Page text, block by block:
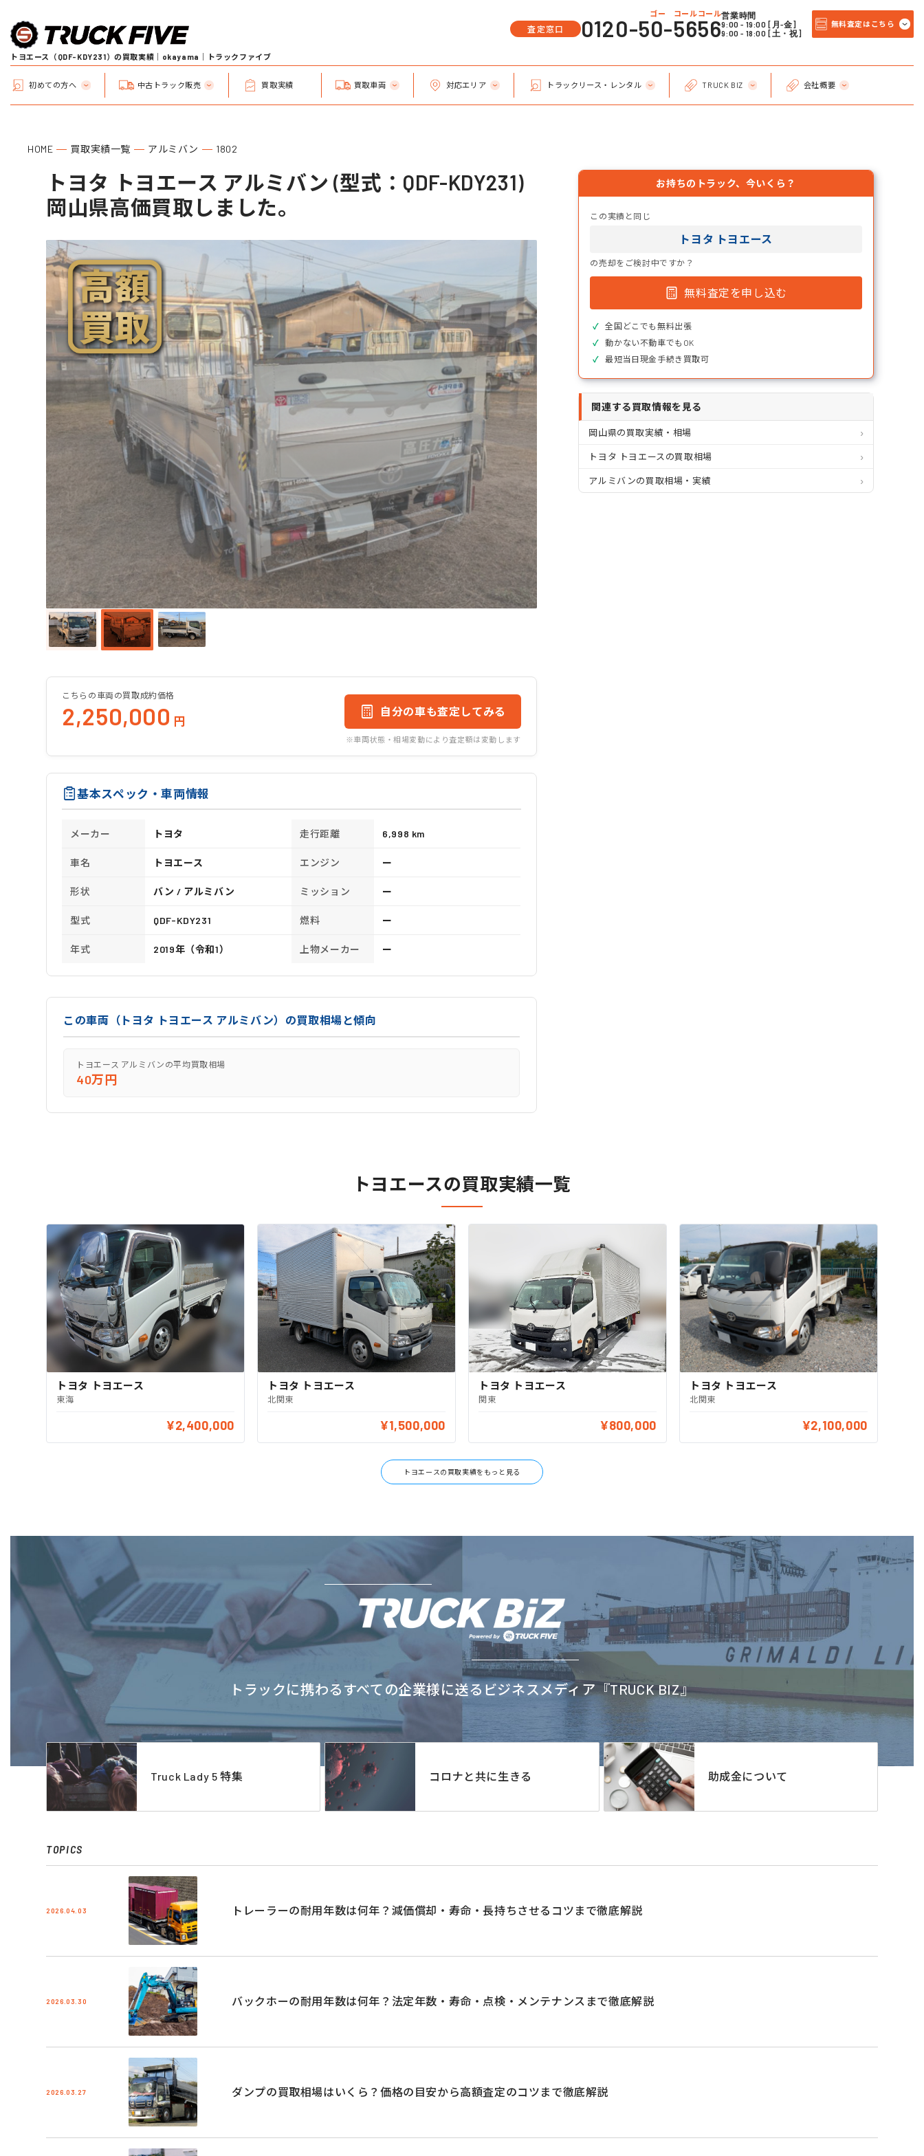
トヨエース（QDF-KDY231）の買取実績｜okayama｜トラックファイブ
査定窓口
ゴー コールコール
0120-50-5656営業時間
9:00 - 19:00 [月-金]
9:00 - 18:00 [土・祝]
無料査定はこちら
初めての方へ 中古トラック販売 買取実績 買取車両 対応エリア トラックリース・レンタル TRUCK BIZ 会社概要
HOME 買取実績一覧 アルミバン 1802
トヨタ トヨエース アルミバン (型式：QDF-KDY231)
岡山県高価買取しました。
こちらの車両の買取成約価格
2,250,000 円
自分の車も査定してみる
※車両状態・相場変動により査定額は変動します
基本スペック・車両情報
メーカー トヨタ 走行距離 6,998 km
車名 トヨエース エンジン ー
形状 バン / アルミバン ミッション ー
型式 QDF-KDY231 燃料 ー
年式 2019年（令和1） 上物メーカー ー
この車両（トヨタ トヨエース アルミバン）の買取相場と傾向
トヨエース アルミバンの平均買取相場
40万円
お持ちのトラック、今いくら？
この実績と同じ
トヨタ トヨエース
の売却をご検討中ですか？
無料査定を申し込む
全国どこでも無料出張
動かない不動車でもOK
最短当日現金手続き買取可
関連する買取情報を見る
岡山県の買取実績・相場
トヨタ トヨエースの買取相場
アルミバンの買取相場・実績
トヨエースの買取実績一覧
トヨタ トヨエース
東海
¥2,400,000
トヨタ トヨエース
北関東
¥1,500,000
トヨタ トヨエース
関東
¥800,000
トヨタ トヨエース
北関東
¥2,100,000
トヨエースの買取実績をもっと見る
トラックに携わるすべての企業様に送るビジネスメディア『TRUCK BIZ』
Truck Lady 5 特集 コロナと共に生きる 助成金について
TOPICS
2026.04.03 トレーラーの耐用年数は何年？減価償却・寿命・長持ちさせるコツまで徹底解説
2026.03.30 バックホーの耐用年数は何年？法定年数・寿命・点検・メンテナンスまで徹底解説
2026.03.27 ダンプの買取相場はいくら？価格の目安から高額査定のコツまで徹底解説